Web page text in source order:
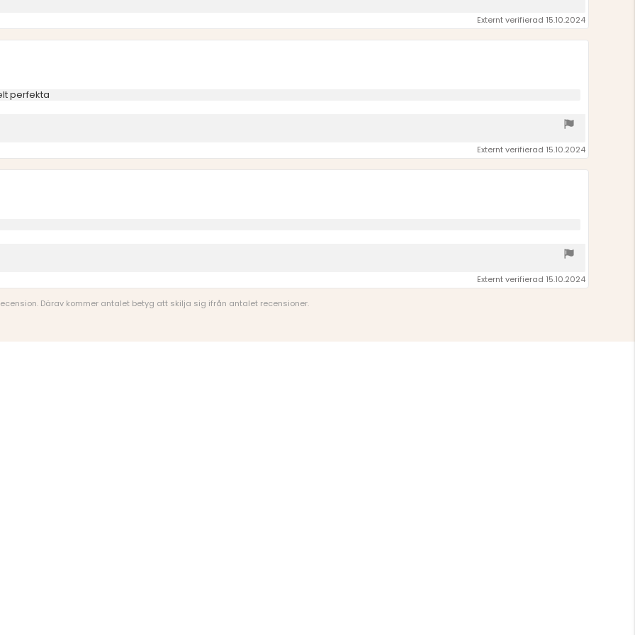
Externt verifierad 15.10.2024
perfekta
Externt verifierad 15.10.2024
Externt verifierad 15.10.2024
Därav kommer antalet betyg att skilja sig ifrån antalet recensioner.